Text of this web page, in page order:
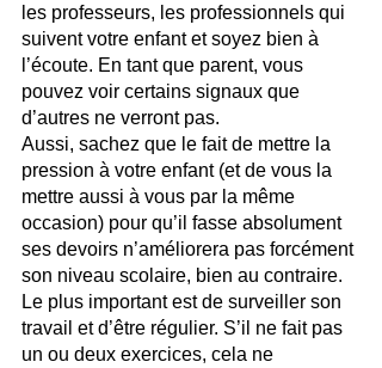
les professeurs, les professionnels qui
suivent votre enfant et soyez bien à
l’écoute. En tant que parent, vous
pouvez voir certains signaux que
d’autres ne verront pas.
Aussi, sachez que le fait de mettre la
pression à votre enfant (et de vous la
mettre aussi à vous par la même
occasion) pour qu’il fasse absolument
ses devoirs n’améliorera pas forcément
son niveau scolaire, bien au contraire.
Le plus important est de surveiller son
travail et d’être régulier. S’il ne fait pas
un ou deux exercices, cela ne